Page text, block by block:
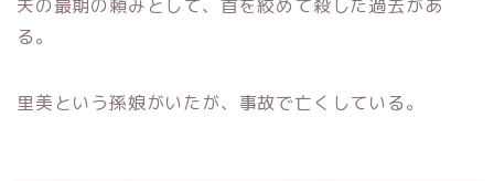
夫の最期の頼みとして、首を絞めて殺した過去があ
る。
里美という孫娘がいたが、事故で亡くしている。